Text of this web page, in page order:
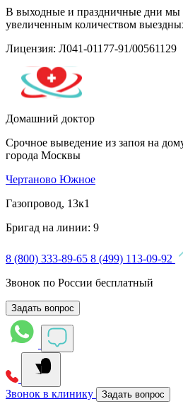
В выходные и праздничные дни мы
увеличенным количеством
Лицензия: Л041-01177-91/00561129
Домашний доктор
Срочное выведение из запоя на
города Москвы
Чертаново Южное
Газопровод, 13к1
Бригад на линии: 9
8 (800) 333-89-65 8 (499) 113-09-92
Звонок по России бесплатный
Задать вопрос
Звонок в клинику Задать вопрос